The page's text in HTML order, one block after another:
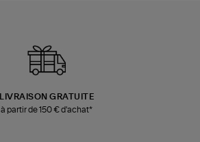
LIVRAISON GRATUITE
à partir de 150 € d'achat*